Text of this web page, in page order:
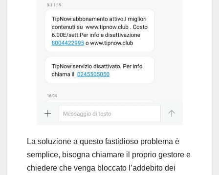
La soluzione a questo fastidioso problema è
semplice, bisogna chiamare il proprio gestore e
chiedere che venga bloccato l’addebito dei